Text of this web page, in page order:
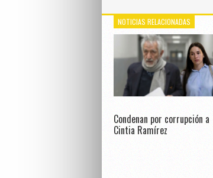
NOTICIAS RELACIONADAS
Condenan por corrupción a
Cintia Ramírez